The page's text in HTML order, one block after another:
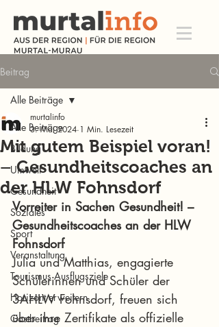
Beitrag
Alle Beiträge
Bildung
Umwelt
Gesundheit
Soziales
Sport
Veranstaltung
Tourismus Ausflugsziele
Horizont erweitern
Gastbeitrag
Alle Beiträge
Mit gutem Beispiel voran!
– Gesundheitscoaches an
der HLW Fohnsdorf
murtalinfo
3. Mai 2024 1 Min. Lesezeit
Vorreiter in Sachen Gesundheit! –
Gesundheitscoaches an der HLW
Fohnsdorf
Julia und Matthias, engagierte
Schülerinnen und Schüler der
3AHLW Fohnsdorf, freuen sich
über ihre Zertifikate als offizielle